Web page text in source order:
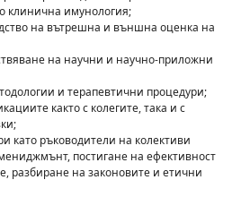
клинична имунология;
на вътрешна и външна оценка на
на научни и научно-приложни
и терапевтични процедури;
както с колегите, така и с
като ръководители на колективи
постигане на ефективност
разбиране на законовите и етични